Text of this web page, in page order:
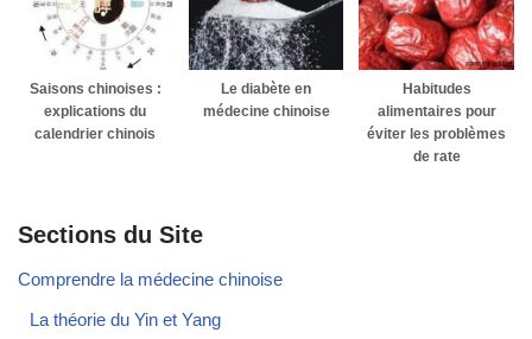
Saisons chinoises :
explications du
calendrier chinois
Le diabète en
médecine chinoise
Habitudes
alimentaires pour
éviter les problèmes
de rate
Sections du Site
Comprendre la médecine chinoise
La théorie du Yin et Yang